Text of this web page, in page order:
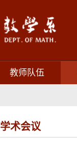
教师队伍
学术会议